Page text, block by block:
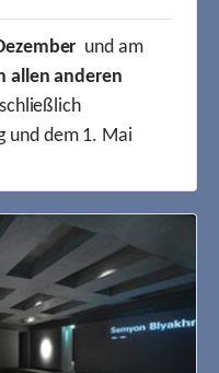
und am
allen anderen
und dem 1. Mai